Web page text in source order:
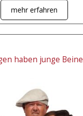
mehr erfahren
haben junge Beine